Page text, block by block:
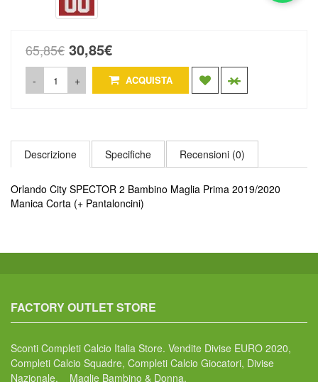
65,85€ 30,85€
- + ACQUISTA
Descrizione Specifiche Recensioni (0)
Orlando City SPECTOR 2 Bambino Maglia Prima 2019/2020
Manica Corta (+ Pantaloncini)
FACTORY OUTLET STORE
Sconti Completi Calcio Italia Store. Vendite Divise EURO 2020,
Completi Calcio Squadre, Completi Calcio Giocatori, Divise
Nazionale, Maglie Bambino & Donna.